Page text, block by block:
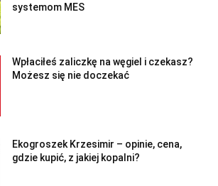
systemom MES
Wpłaciłeś zaliczkę na węgiel i czekasz?
Możesz się nie doczekać
Ekogroszek Krzesimir – opinie, cena,
gdzie kupić, z jakiej kopalni?